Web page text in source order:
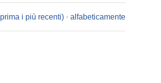
i più recenti) · alfabeticamente